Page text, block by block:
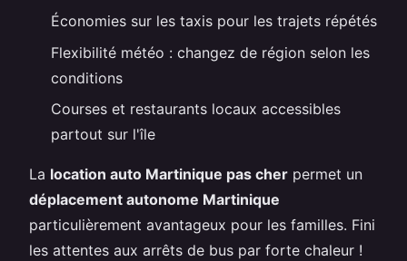
Économies sur les taxis pour les trajets répétés
Flexibilité météo : changez de région selon les
conditions
Courses et restaurants locaux accessibles
partout sur l'île
La location auto Martinique pas cher permet un
déplacement autonome Martinique
particulièrement avantageux pour les familles. Fini
les attentes aux arrêts de bus par forte chaleur !